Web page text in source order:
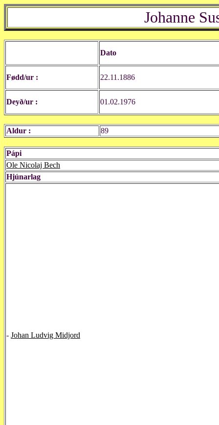
Johanne
Dato
Fødd/ur : 22.11.1886
Deyð/ur : 01.02.1976
Aldur : 89
Pápi
Ole Nicolaj Bech
Hjúnarlag
- Johan Ludvig Midjord